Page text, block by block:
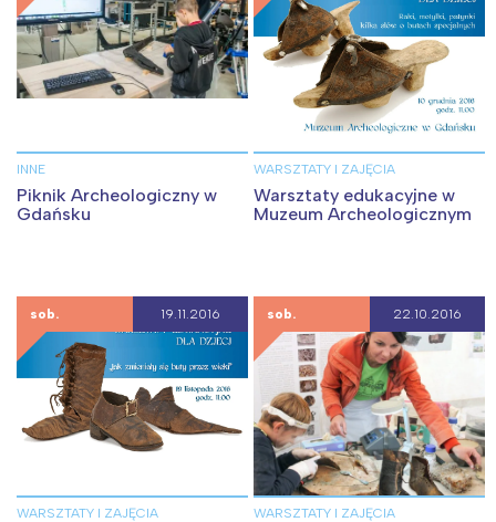
INNE
Piknik Archeologiczny w
Gdańsku
WARSZTATY I ZAJĘCIA
Warsztaty edukacyjne w
Muzeum Archeologicznym
sob. 19.11.2016
WARSZTATY I ZAJĘCIA
sob. 22.10.2016
WARSZTATY I ZAJĘCIA